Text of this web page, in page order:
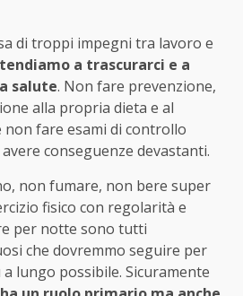
di troppi impegni tra lavoro e
a trascurarci e a
salute. Non fare prevenzione,
alla propria dieta e al
fare esami di controllo
conseguenze devastanti.
non fumare, non bere super
fisico con regolarità e
per notte sono tutti
che dovremmo seguire per
lungo possibile. Sicuramente